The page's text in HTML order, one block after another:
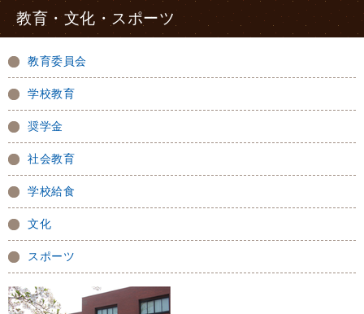
教育・文化・スポーツ
教育委員会
学校教育
奨学金
社会教育
学校給食
文化
スポーツ